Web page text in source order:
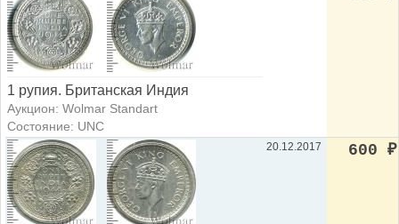
1 рупия. Британская Индия
Аукцион: Wolmar Standart
Состояние: UNC
20.12.2017 600 ₽